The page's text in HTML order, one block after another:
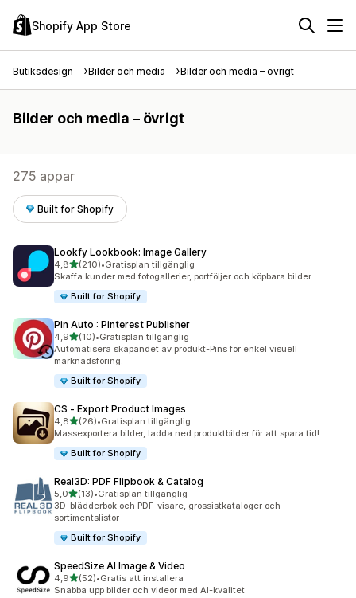
Shopify App Store
Butiksdesign Bilder och media Bilder och media – övrigt
Bilder och media – övrigt
275 appar
Built for Shopify
Lookfy Lookbook: Image Gallery
4,8av 5 stjärnor
(210)
210 recensioner totalt
•Gratisplan tillgänglig
Skaffa kunder med fotogallerier, portföljer och köpbara bilder
Built for Shopify
Pin Auto : Pinterest Publisher
4,9av 5 stjärnor
(10)
10 recensioner totalt
•Gratisplan tillgänglig
Automatisera skapandet av produkt-Pins för enkel visuell
marknadsföring.
Built for Shopify
CS ‑ Export Product Images
4,8av 5 stjärnor
(26)
26 recensioner totalt
•Gratisplan tillgänglig
Massexportera bilder, ladda ned produktbilder för att spara tid!
Built for Shopify
Real3D: PDF Flipbook & Catalog
5,0av 5 stjärnor
(13)
13 recensioner totalt
•Gratisplan tillgänglig
3D-blädderbok och PDF-visare, grossistkataloger och
sortimentslistor
Built for Shopify
SpeedSize AI Image & Video
4,9av 5 stjärnor
(52)
52 recensioner totalt
•Gratis att installera
Snabba upp bilder och videor med AI-kvalitet